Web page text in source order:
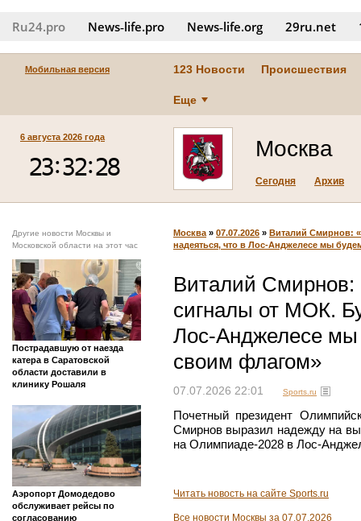
Ru24.pro News‑life.pro News‑life.org 29ru.net
Мобильная версия 123 Новости Происшествия
Еще
6 августа 2026 года Москва
Сегодня Архив
Другие новости Москвы и
Московской области на этот час
Пострадавшую от наезда
катера в Саратовской
области доставили в
клинику Рошаля
Аэропорт Домодедово
обслуживает рейсы по
согласованию
Москва » 07.07.2026 » Виталий Смирнов:
надеяться, что в Лос-Анджелесе мы
Виталий Смирнов:
сигналы от МОК.
Лос-Анджелесе мы
своим флагом»
07.07.2026 22:01 Sports.ru
Почетный президент
Смирнов выразил надежду на
на Олимпиаде-2028 в Лос-
Читать новость на сайте Sports.ru
Все новости Москвы за 07.07.2026